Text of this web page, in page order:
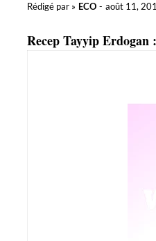
Rédigé par » ECO - août 11,
Recep Tayyip Erdogan :